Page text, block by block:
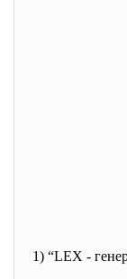
1) “LEX -